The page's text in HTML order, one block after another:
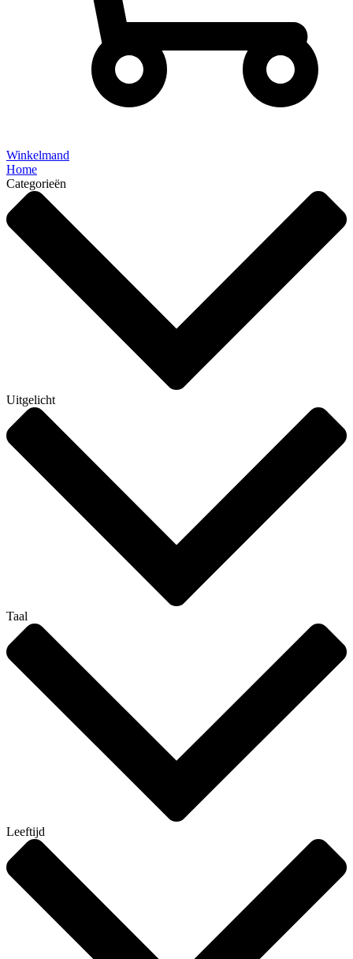
Winkelmand
Home
Categorieën
Uitgelicht
Taal
Leeftijd